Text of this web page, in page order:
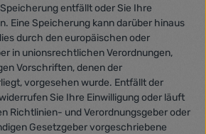
entfällt oder Sie Ihre
Eine Speicherung kann darüber hinaus
durch den europäischen oder
in unionsrechtlichen Verordnungen,
Vorschriften, denen der
vorgesehen wurde. Entfällt der
Sie Ihre Einwilligung oder läuft
Richtlinien- und Verordnungsgeber oder
Gesetzgeber vorgeschriebene